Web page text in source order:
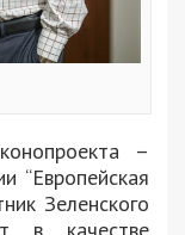
–
“Европейская
Зеленского
в качестве